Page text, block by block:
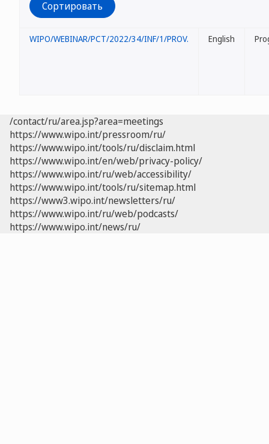
WIPO/WEBINAR/PCT/2022/34/INF/1/PROV. English
/contact/ru/area.jsp?area=meetings
https://www.wipo.int/pressroom/ru/
https://www.wipo.int/tools/ru/disclaim.html
https://www.wipo.int/en/web/privacy-policy/
https://www.wipo.int/ru/web/accessibility/
https://www.wipo.int/tools/ru/sitemap.html
https://www3.wipo.int/newsletters/ru/
https://www.wipo.int/ru/web/podcasts/
https://www.wipo.int/news/ru/